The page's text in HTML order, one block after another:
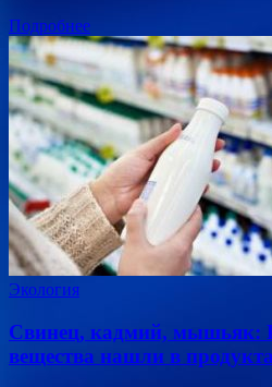
Подробнее
Экология
Свинец, кадмий, мышьяк:
вещества нашли в